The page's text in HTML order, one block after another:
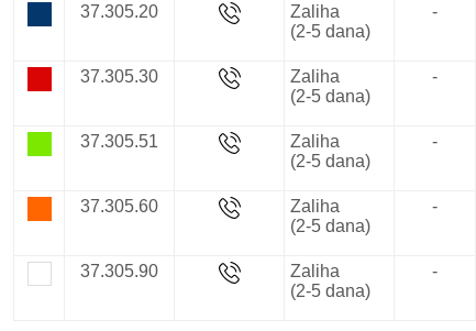
37.305.20
Zaliha
(2-5 dana)
-
37.305.30
Zaliha
(2-5 dana)
-
37.305.51
Zaliha
(2-5 dana)
-
37.305.60
Zaliha
(2-5 dana)
-
37.305.90
Zaliha
(2-5 dana)
-